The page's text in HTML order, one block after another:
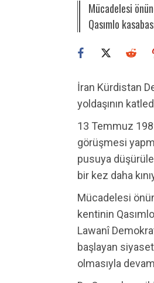
Mücadelesi
Qasımlo
İran Kürdistan
yoldaşının
13 Temmuz
görüşmesi
pusuya
bir kez daha
Mücadelesi
kentinin
Lawanî
başlayan
olmasıyla